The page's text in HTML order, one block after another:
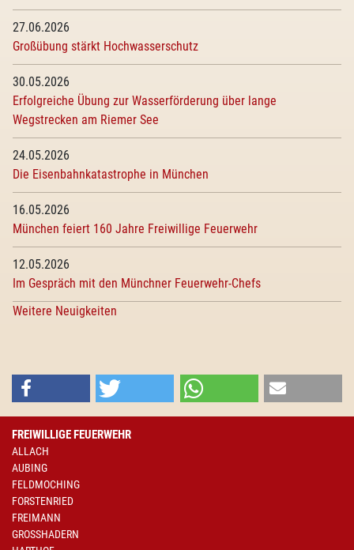
27.06.2026
Großübung stärkt Hochwasserschutz
30.05.2026
Erfolgreiche Übung zur Wasserförderung über lange
Wegstrecken am Riemer See
24.05.2026
Die Eisenbahnkatastrophe in München
16.05.2026
München feiert 160 Jahre Freiwillige Feuerwehr
12.05.2026
Im Gespräch mit den Münchner Feuerwehr-Chefs
Weitere Neuigkeiten
FREIWILLIGE FEUERWEHR
ALLACH
AUBING
FELDMOCHING
FORSTENRIED
FREIMANN
GROSSHADERN